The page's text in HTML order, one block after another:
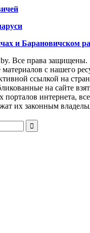
и Барановичском
Все права защищены.
с нашего
ссылкой на
на сайте
порталов интернета,
их законным